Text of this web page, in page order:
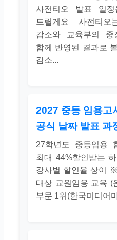
사전티오 발표 일
드릴게요 사전티
감소와 교육부의 중
함께 반영된 결과로
감소...
2027 중등 임용고
공식 날짜 발표 과
27학년도 중등임용
최대 44%할인받는
강사별 할인율 상이
대상 교원임용 교육 (
부문 1위(한국미디어